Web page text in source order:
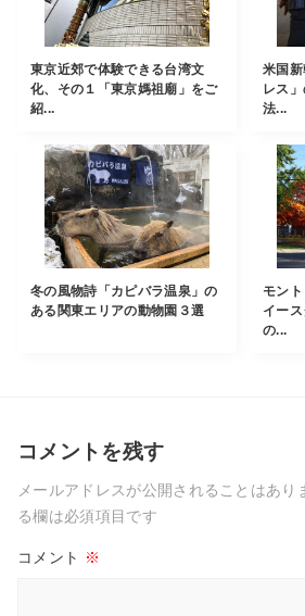
東京近郊で体験できる台湾文
化、その１「東京媽祖廟」をご
紹...
米国
レス
法...
冬の風物詩「カピバラ温泉」の
ある関東エリアの動物園３選
モン
イー
の...
コメントを残す
メールアドレスが公開されることはあり
る欄は必須項目です
コメント ※